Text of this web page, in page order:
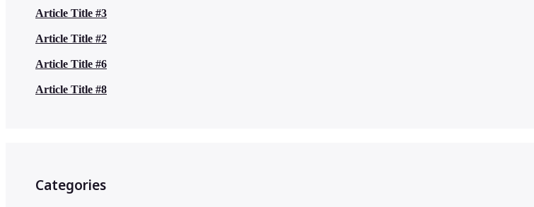
Article Title #3
Article Title #2
Article Title #6
Article Title #8
Categories